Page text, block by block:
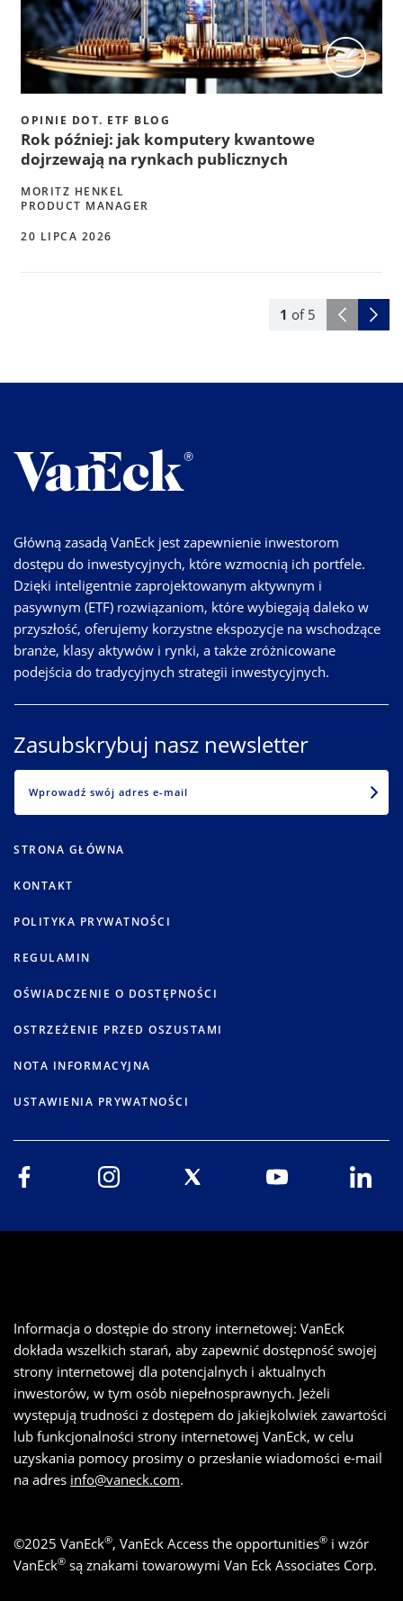
1 of 5
OPINIE DOT. ETF BLOG
Rok później: jak komputery kwantowe
dojrzewają na rynkach publicznych
MORITZ HENKEL
PRODUCT MANAGER
20 LIPCA 2026
Główną zasadą VanEck jest zapewnienie inwestorom
dostępu do inwestycyjnych, które wzmocnią ich portfele.
Dzięki inteligentnie zaprojektowanym aktywnym i
pasywnym (ETF) rozwiązaniom, które wybiegają daleko w
przyszłość, oferujemy korzystne ekspozycje na wschodzące
branże, klasy aktywów i rynki, a także zróżnicowane
podejścia do tradycyjnych strategii inwestycyjnych.
Zasubskrybuj nasz newsletter
STRONA GŁÓWNA
KONTAKT
POLITYKA PRYWATNOŚCI
REGULAMIN
OŚWIADCZENIE O DOSTĘPNOŚCI
OSTRZEŻENIE PRZED OSZUSTAMI
NOTA INFORMACYJNA
USTAWIENIA PRYWATNOŚCI
Informacja o dostępie do strony internetowej: VanEck
dokłada wszelkich starań, aby zapewnić dostępność swojej
strony internetowej dla potencjalnych i aktualnych
inwestorów, w tym osób niepełnosprawnych. Jeżeli
występują trudności z dostępem do jakiejkolwiek zawartości
lub funkcjonalności strony internetowej VanEck, w celu
uzyskania pomocy prosimy o przesłanie wiadomości e-mail
na adres info@vaneck.com.
©2025 VanEck®, VanEck Access the opportunities® i wzór
VanEck® są znakami towarowymi Van Eck Associates Corp.